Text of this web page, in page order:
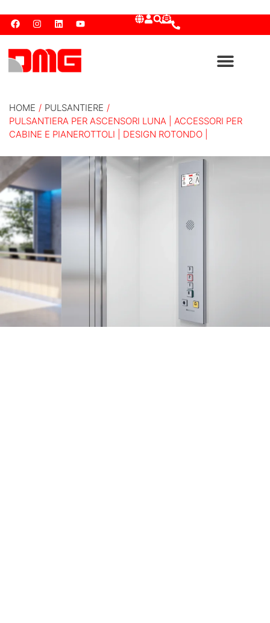
HOME / PULSANTIERE /
PULSANTIERA PER ASCENSORI LUNA | ACCESSORI PER
CABINE E PIANEROTTOLI | DESIGN ROTONDO |